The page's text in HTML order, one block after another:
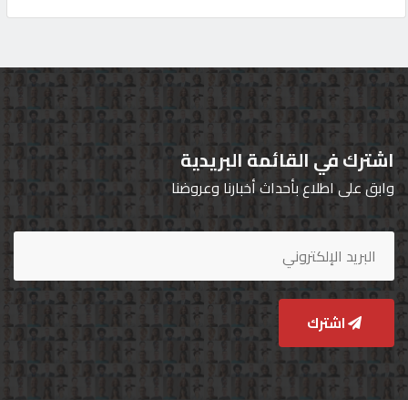
اشترك في القائمة البريدية
وابق على اطلاع بأحداث أخبارنا وعروضنا
اشترك